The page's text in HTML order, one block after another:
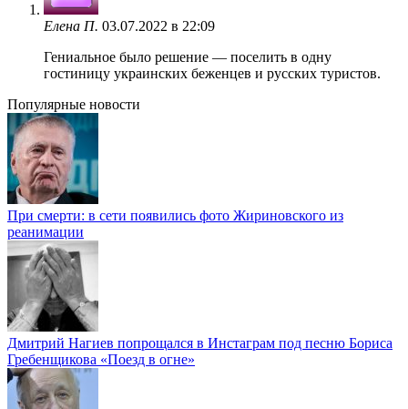
Елена П. 03.07.2022 в 22:09
Гениальное было решение — поселить в одну
гостиницу украинских беженцев и русских туристов.
Популярные новости
При смерти: в сети появились фото Жириновского из
реанимации
Дмитрий Нагиев попрощался в Инстаграм под песню Бориса
Гребенщикова «Поезд в огне»